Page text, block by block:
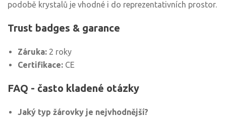
podobě krystalů je vhodné i do reprezentativních prostor.
Trust badges & garance
Záruka: 2 roky
Certifikace: CE
FAQ - často kladené otázky
Jaký typ žárovky je nejvhodnější?